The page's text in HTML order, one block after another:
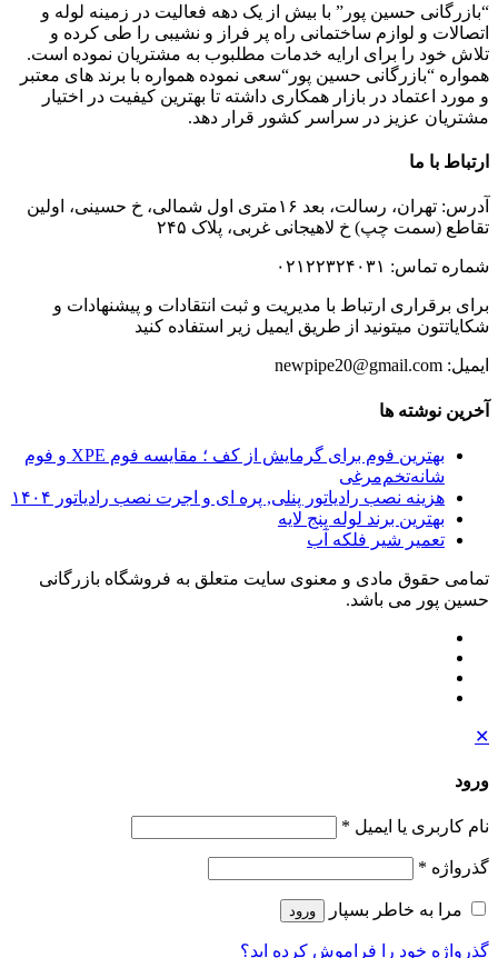
“بازرگانی حسین پور” با بیش از یک دهه فعالیت در زمینه لوله و
اتصالات و لوازم ساختمانی راه پر فراز و نشیبی را طی کرده و
تلاش خود را برای ارایه خدمات مطلبوب به مشتریان نموده است.
همواره “بازرگانی حسین پور“سعی نموده همواره با برند های معتبر
و مورد اعتماد در بازار همکاری داشته تا بهترین کیفیت در اختیار
مشتریان عزیز در سراسر کشور قرار دهد.
ارتباط با ما
آدرس: تهران، رسالت، بعد ۱۶متری اول شمالی، خ حسینی، اولین
تقاطع (سمت چپ) خ لاهیجانی غربی، پلاک ۲۴۵
شماره تماس: ۰۲۱۲۲۳۲۴۰۳۱
برای برقراری ارتباط با مدیریت و ثبت انتقادات و پیشنهادات و
شکایاتتون میتونید از طریق ایمیل زیر استفاده کنید
ایمیل: newpipe20@gmail.com
آخرین نوشته ها
بهترین فوم برای گرمایش از کف ؛ مقایسه فوم XPE و فوم
شانه‌تخم‌مرغی
هزینه نصب رادیاتور پنلی, پره ای و اجرت نصب رادیاتور ۱۴۰۴
بهترین برند لوله پنج لایه
تعمیر شیر فلکه آب
تمامی حقوق مادی و معنوی سایت متعلق به فروشگاه بازرگانی
حسین پور می باشد.
✕
ورود
نام کاربری یا ایمیل *
گذرواژه *
مرا به خاطر بسپار ورود
گذرواژه خود را فراموش کرده اید؟